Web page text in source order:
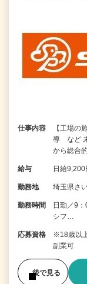
仕事内容
【工場の
導 など
から総合
給与 日給
勤務地 埼玉県さ
勤務時間
日勤／9
シフ…
応募資格
※18歳以
副業可
後で見る